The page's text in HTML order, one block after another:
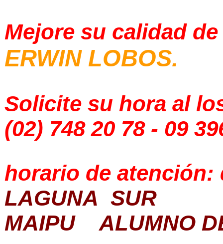
Mejore su calidad de
ERWIN LOBOS.
Solicite su hora al
(02) 748 20 78 - 09
horario de atención:
LAGUNA SUR
MAIPU ALUMNO